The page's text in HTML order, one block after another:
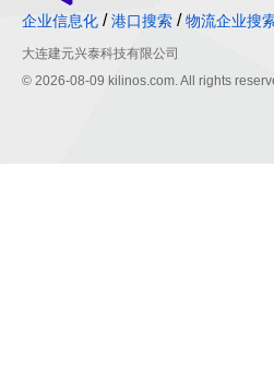
企业信息化 /港口搜索 /物流企业搜
大连建元兴泰科技有限公司
© 2026-08-09 kilinos.com. All rights